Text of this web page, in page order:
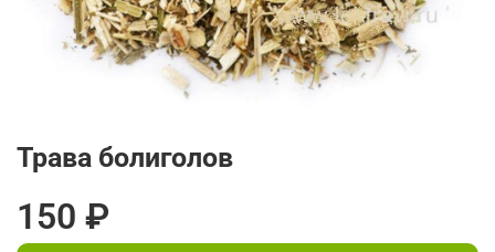
Трава болиголов
150 ₽